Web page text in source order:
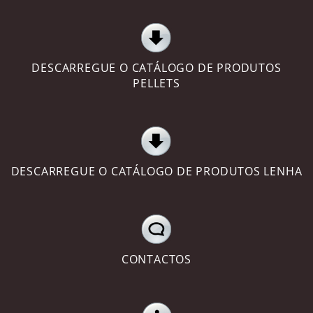
DESCARREGUE O CATÁLOGO DE PRODUTOS
PELLETS
DESCARREGUE O CATÁLOGO DE PRODUTOS LENHA
CONTACTOS